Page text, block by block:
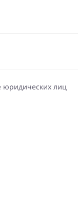
юридических лиц